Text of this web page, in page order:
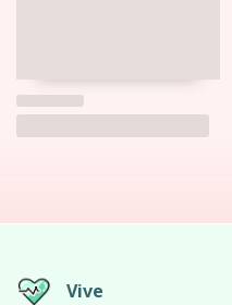
Vive